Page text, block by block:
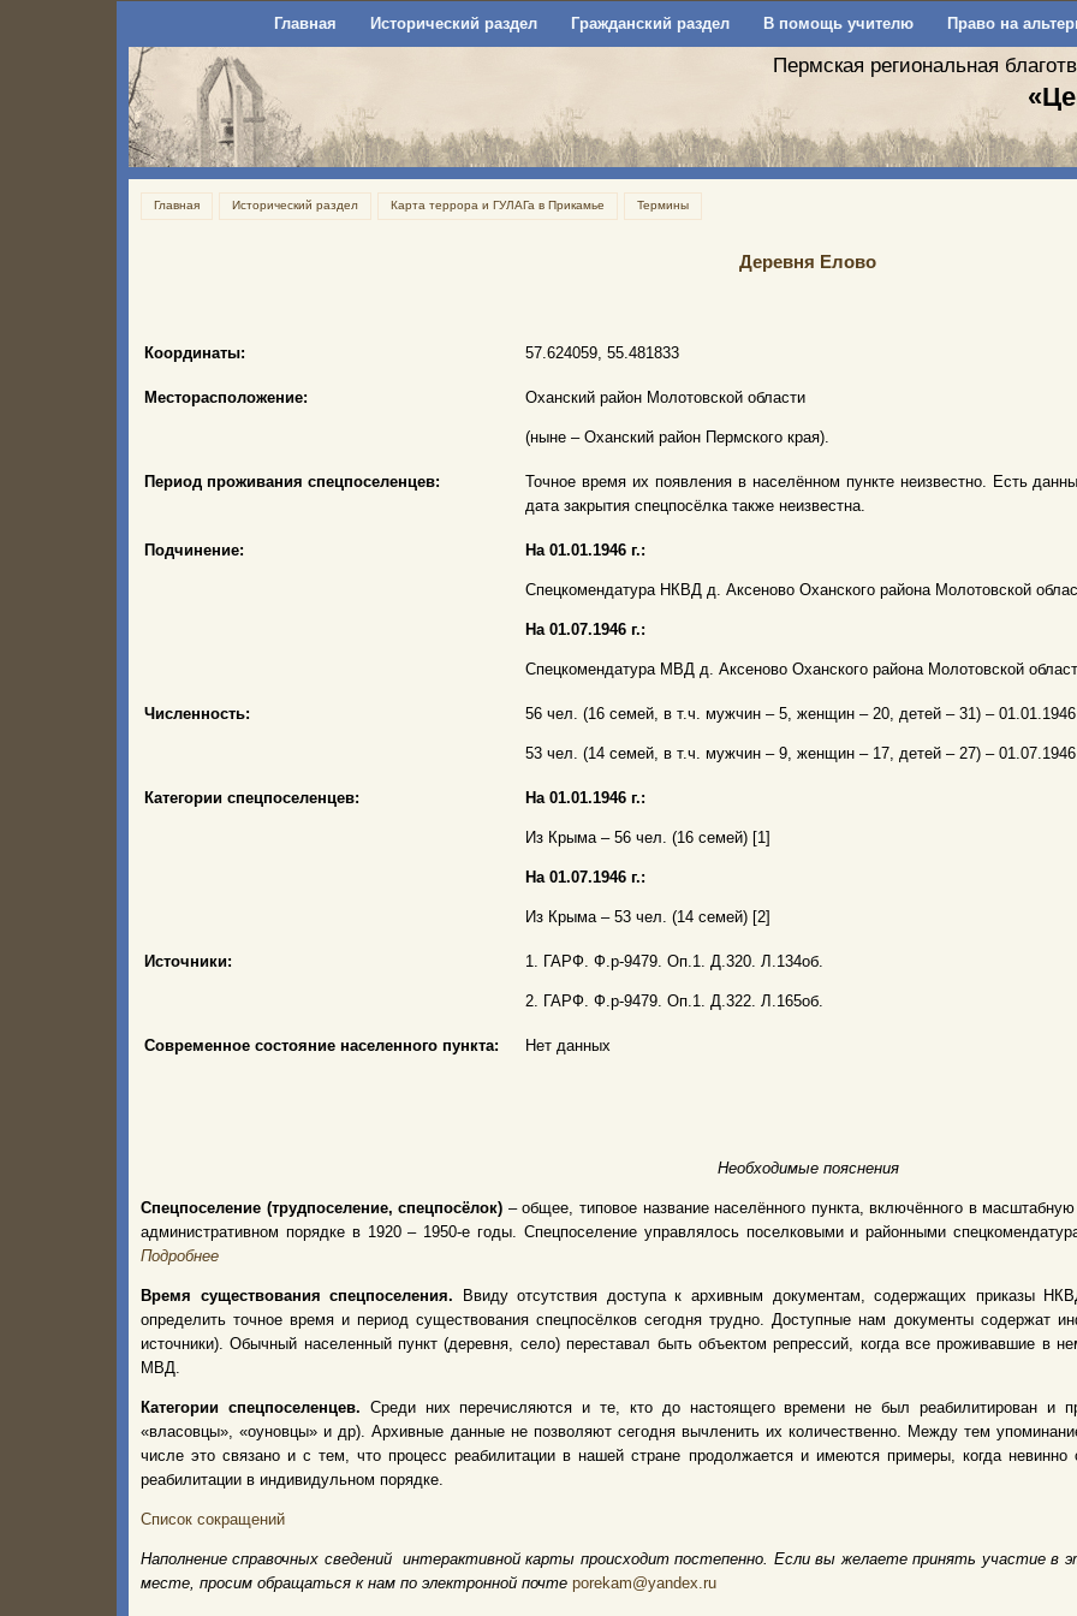
Главная Исторический раздел Гражданский раздел В помощь учителю Право на
Пермская региональная
Главная Исторический раздел Карта террора и ГУЛАГа в Прикамье Термины
Деревня Елово
Координаты: 57.624059, 55.481833
Месторасположение: Оханский район Молотовской области
(ныне – Оханский район Пермского края).
Период проживания спецпоселенцев:
Точное время их появления в населённом пункте неизвестно. Есть
дата закрытия спецпосёлка также неизвестна.
Подчинение: На 01.01.1946 г.:
Спецкомендатура НКВД д. Аксеново Оханского района Молотовской
На 01.07.1946 г.:
Спецкомендатура МВД д. Аксеново Оханского района Молотовской
Численность: 56 чел. (16 семей, в т.ч. мужчин – 5, женщин – 20, детей – 31) – 01.01.1946
53 чел. (14 семей, в т.ч. мужчин – 9, женщин – 17, детей – 27) – 01.07.1946
Категории спецпоселенцев: На 01.01.1946 г.:
Из Крыма – 56 чел. (16 семей) [1]
На 01.07.1946 г.:
Из Крыма – 53 чел. (14 семей) [2]
Источники: 1. ГАРФ. Ф.р-9479. Оп.1. Д.320. Л.134об.
2. ГАРФ. Ф.р-9479. Оп.1. Д.322. Л.165об.
Современное состояние населенного пункта: Нет данных
Необходимые пояснения
Спецпоселение (трудпоселение, спецпосёлок) – общее, типовое название населённого пункта, включённого в
административном порядке в 1920 – 1950-е годы. Спецпоселение управлялось поселковыми и районными
Подробнее
Время существования спецпоселения.
Ввиду отсутствия доступа к архивным документам, содержащих приказы
определить точное время и период существования спецпосёлков сегодня трудно. Доступные нам документы
источники). Обычный населенный пункт (деревня, село) переставал быть объектом репрессий, когда все проживавшие в
МВД.
Категории спецпоселенцев. Среди них перечисляются и те, кто до настоящего времени не был реабилитирован и
«власовцы», «оуновцы» и др). Архивные данные не позволяют сегодня вычленить их количественно. Между тем
числе это связано и с тем, что процесс реабилитации в нашей стране продолжается и имеются примеры, когда невинно
реабилитации в индивидульном порядке.
Список сокращений
Наполнение справочных сведений интерактивной карты происходит постепенно. Если вы желаете принять участие в
месте, просим обращаться к нам по электронной почте porekam@yandex.ru